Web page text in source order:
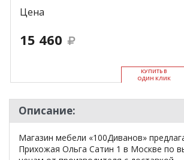
Цена
15 460
КУ­ПИТЬ В
ОДИН КЛИК
Описание:
Магазин мебели «100Диванов»
Прихожая Ольга Сатин 1 в Москве по